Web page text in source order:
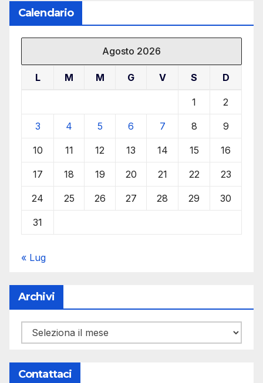
Calendario
Agosto 2026
L M M G V S D
1 2
3 4 5 6 7 8 9
10 11 12 13 14 15 16
17 18 19 20 21 22 23
24 25 26 27 28 29 30
31
« Lug
Archivi
Archivi
Contattaci